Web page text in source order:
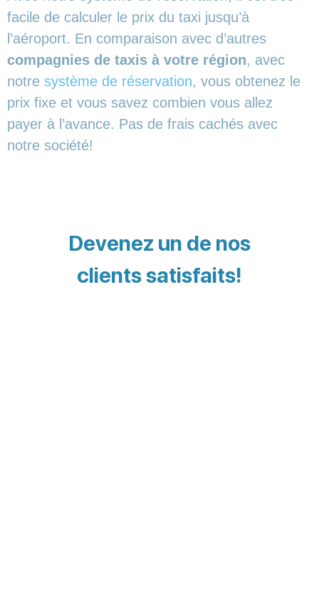
facile de calculer le prix du taxi jusqu’à
l’aéroport. En comparaison avec d’autres
compagnies de taxis à votre région, avec
notre système de réservation, vous obtenez le
prix fixe et vous savez combien vous allez
payer à l’avance. Pas de frais cachés avec
notre société!
Devenez un de nos
clients satisfaits!